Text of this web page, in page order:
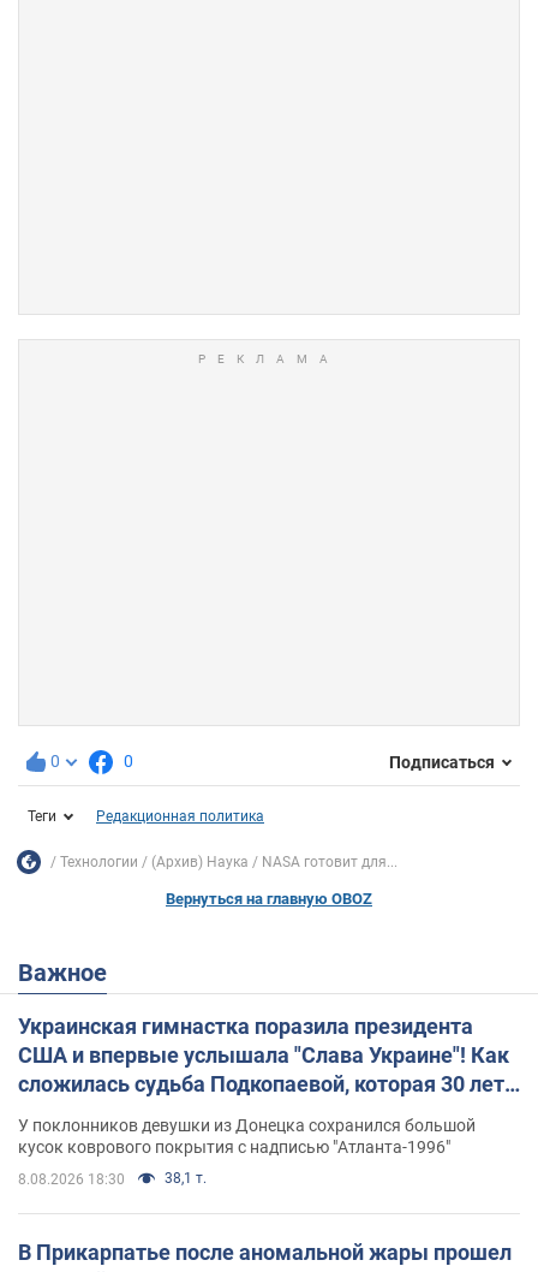
0 0 Подписаться
Теги Редакционная политика
Технологии (Архив) Наука NASA готовит для...
Вернуться на главную OBOZ
Важное
Украинская гимнастка поразила президента
США и впервые услышала "Слава Украине"! Как
сложилась судьба Подкопаевой, которая 30 лет
У поклонников девушки из Донецка сохранился большой
кусок коврового покрытия с надписью "Атланта-1996"
8.08.2026 18:30 38,1 т.
В Прикарпатье после аномальной жары прошел